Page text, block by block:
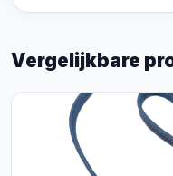
Vergelijkbare